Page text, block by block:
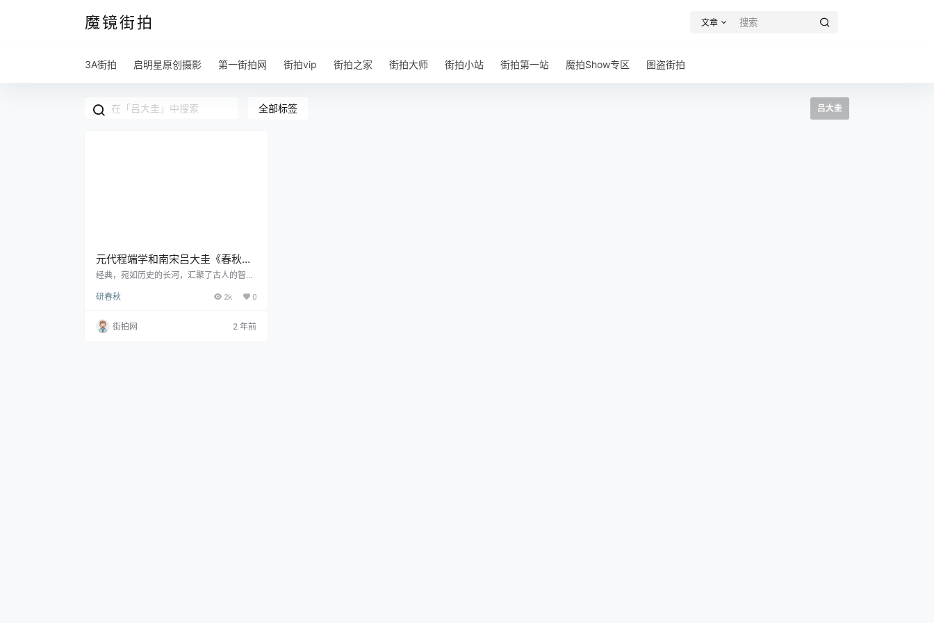
魔镜街拍 文章
3A街拍 启明星原创摄影 第一街拍网 街拍vip 街拍之家 街拍大师 街拍小站 街拍第一站 魔拍Show专区 图盗街拍
全部标签 吕大圭
元代程端学和南宋吕大圭《春秋或
问》pdf高清电子版
经典，宛如历史的长河，汇聚了古人的智慧
上不可忽视的一部著作，它不仅承载了过去
提供了重要参考。 首先，我们需要了解《春
秋或问》的背景和脉络。根据信息来源，
研春秋 2k 0
街拍网 2 年前